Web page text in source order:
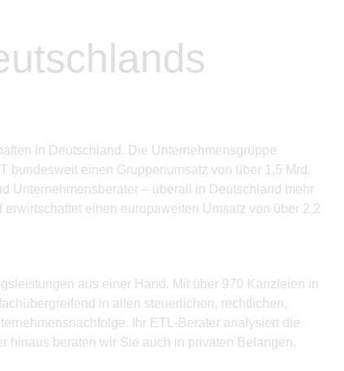
in Deutschland. Die Unternehmensgruppe
bundesweit einen Gruppenumsatz von über 1,5 Mrd.
Unternehmensberater – überall in Deutschland mehr
einen europaweiten Umsatz von über 2,2
aus einer Hand. Mit über 970 Kanzleien in
in allen steuerlichen, rechtlichen,
Ihr ETL-Berater analysiert die
hinaus beraten wir Sie auch in privaten Belangen.